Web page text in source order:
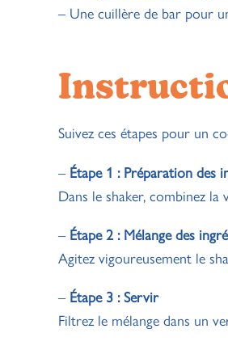
– Une cuillère de bar pour
Suivez ces étapes pour un
– Étape 1 : Préparation des
Dans le shaker, combinez la
– Étape 2 : Mélange des
Agitez vigoureusement le
– Étape 3 : Servir
Filtrez le mélange dans un